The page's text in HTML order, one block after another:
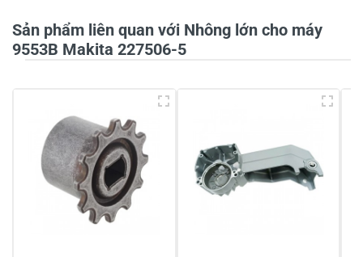
Tiêu đề của nhận xét
Sản phẩm liên quan với Nhông lớn cho máy
9553B Makita 227506-5